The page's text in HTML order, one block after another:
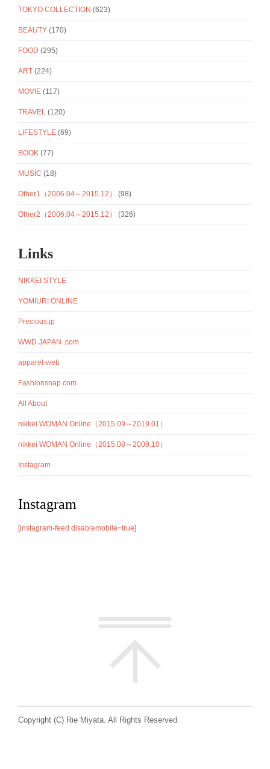
TOKYO COLLECTION (623)
BEAUTY (170)
FOOD (295)
ART (224)
MOVIE (117)
TRAVEL (120)
LIFESTYLE (69)
BOOK (77)
MUSIC (18)
Other1（2006.04～2015.12） (98)
Other2（2006.04～2015.12） (326)
Links
NIKKEI STYLE
YOMIURI ONLINE
Precious.jp
WWD JAPAN .com
apparel-web
Fashionsnap.com
All About
nikkei WOMAN Online（2015.09～2019.01）
nikkei WOMAN Online（2015.08～2009.10）
Instagram
Instagram
[instagram-feed disablemobile=true]
Copyright (C) Rie Miyata. All Rights Reserved.